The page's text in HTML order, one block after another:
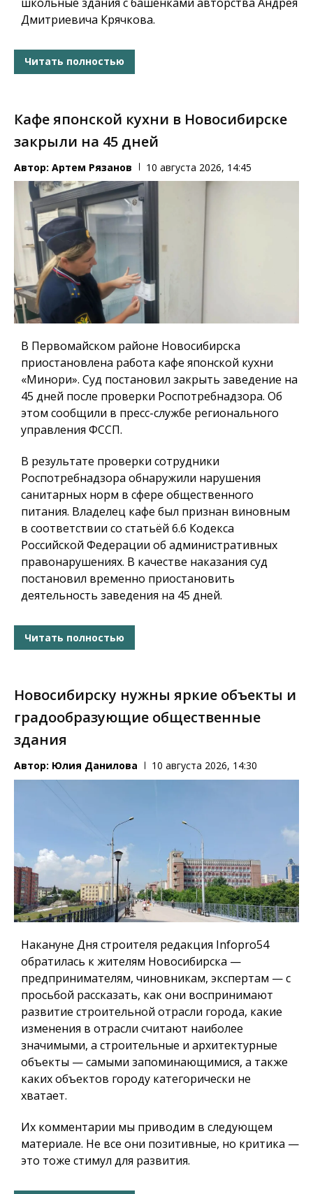
Дмитриевича Крячкова.
Читать полностью
Кафе японской кухни в Новосибирске
закрыли на 45 дней
Автор: Артем Рязанов 10 августа 2026, 14:45
В Первомайском районе Новосибирска
приостановлена работа кафе японской кухни
«Минори». Суд постановил закрыть заведение на
45 дней после проверки Роспотребнадзора. Об
этом сообщили в пресс-службе регионального
управления ФССП.
В результате проверки сотрудники
Роспотребнадзора обнаружили нарушения
санитарных норм в сфере общественного
питания. Владелец кафе был признан виновным
в соответствии со статьёй 6.6 Кодекса
Российской Федерации об административных
правонарушениях. В качестве наказания суд
постановил временно приостановить
деятельность заведения на 45 дней.
Читать полностью
Новосибирску нужны яркие объекты и
градообразующие общественные
здания
Автор: Юлия Данилова 10 августа 2026, 14:30
Накануне Дня строителя редакция Infopro54
обратилась к жителям Новосибирска —
предпринимателям, чиновникам, экспертам — с
просьбой рассказать, как они воспринимают
развитие строительной отрасли города, какие
изменения в отрасли считают наиболее
значимыми, а строительные и архитектурные
объекты — самыми запоминающимися, а также
каких объектов городу категорически не
хватает.
Их комментарии мы приводим в следующем
материале. Не все они позитивные, но критика —
это тоже стимул для развития.